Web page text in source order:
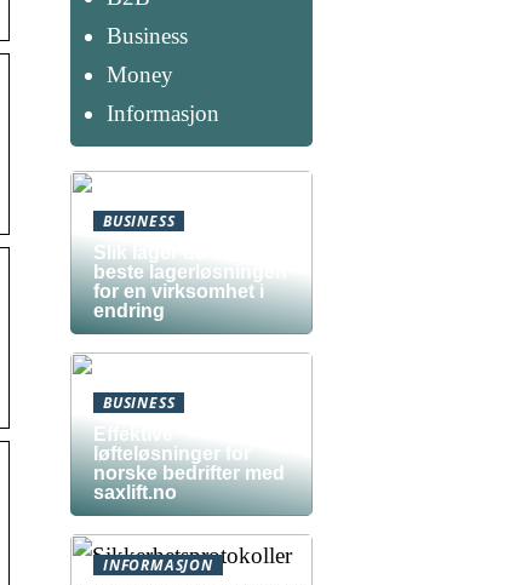
Business
Money
Informasjon
BUSINESS
Slik lager du den
beste lagerløsningen
for en virksomhet i
endring
BUSINESS
Effektive
løfteløsninger for
norske bedrifter med
saxlift.no
INFORMASJON